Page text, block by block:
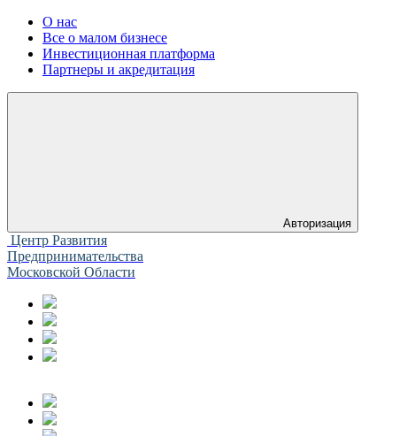
О нас
Все о малом бизнесе
Инвестиционная платформа
Партнеры и акредитация
Авторизация
Центр Развития
Предпринимательства
Московской Области